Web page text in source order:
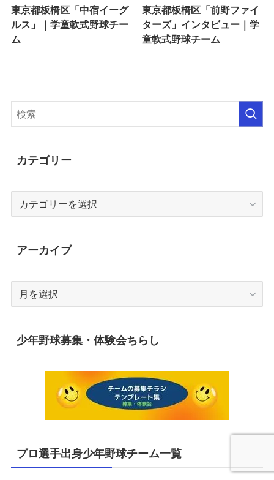
東京都板橋区「中宿イーグ
ルス」｜学童軟式野球チー
ム
東京都板橋区「前野ファイ
ターズ」インタビュー｜学
童軟式野球チーム
カテゴリー
リ
ー
アーカイブ
イ
ブ
少年野球募集・体験会ちらし
プロ選手出身少年野球チーム一覧